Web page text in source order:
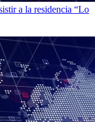
a la residencia “Lo